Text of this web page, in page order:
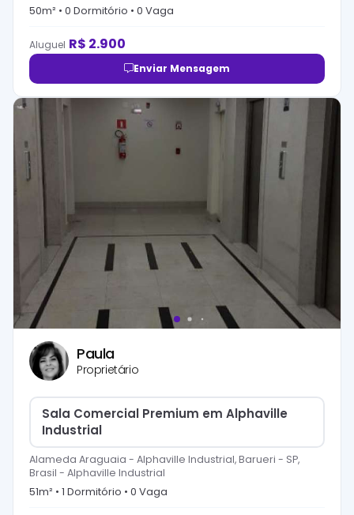
50m² • 0 Dormitório • 0 Vaga
Aluguel R$ 2.900
Enviar Mensagem
Paula
Proprietário
Sala Comercial Premium em Alphaville
Industrial
Alameda Araguaia - Alphaville Industrial, Barueri - SP,
Brasil - Alphaville Industrial
51m² • 1 Dormitório • 0 Vaga